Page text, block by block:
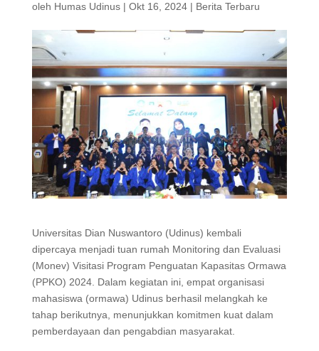
oleh Humas Udinus| Okt 16, 2024| Berita Terbaru
Universitas Dian Nuswantoro (Udinus) kembali
dipercaya menjadi tuan rumah Monitoring dan Evaluasi
(Monev) Visitasi Program Penguatan Kapasitas Ormawa
(PPKO) 2024. Dalam kegiatan ini, empat organisasi
mahasiswa (ormawa) Udinus berhasil melangkah ke
tahap berikutnya, menunjukkan komitmen kuat dalam
pemberdayaan dan pengabdian masyarakat.